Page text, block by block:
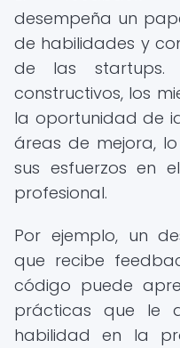
desempeña un
de habilidades y
de las startups.
constructivos, los
la oportunidad de
áreas de mejora,
sus esfuerzos en
profesional.
Por ejemplo, un
que recibe
código puede
prácticas que le
habilidad en la